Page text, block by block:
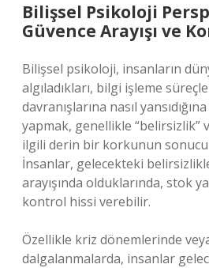
Bilişsel Psikoloji
Güvence Arayışı ve
Bilişsel psikoloji, insanların
algıladıkları, bilgi işleme
davranışlarına nasıl
yapmak, genellikle “belirsizlik”
ilgili derin bir korkunun sonucu
İnsanlar, gelecekteki
arayışında olduklarında, stok
kontrol hissi verebilir.
Özellikle kriz dönemlerinde
dalgalanmalarda, insanlar